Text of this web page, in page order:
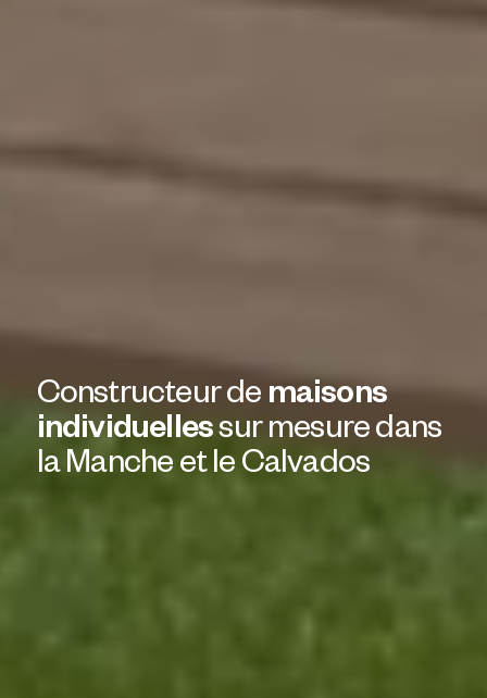
Constructeur de maisons
individuellessur mesure dans
la Manche et le Calvados